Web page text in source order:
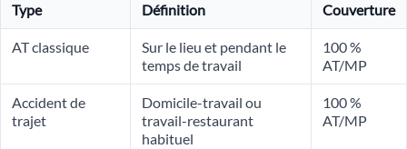
Type Définition Couverture
AT classique
Sur le lieu et pendant le
temps de travail
100 %
AT/MP
Accident de
trajet
Domicile-travail ou
travail-restaurant
habituel
100 %
AT/MP